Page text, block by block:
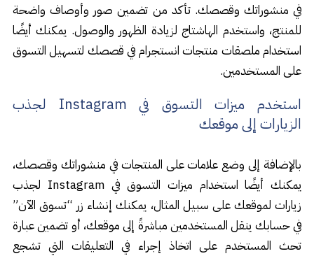
في منشوراتك وقصصك. تأكد من تضمين صور وأوصاف واضحة
للمنتج، واستخدم الهاشتاج لزيادة الظهور والوصول. يمكنك أيضًا
استخدام ملصقات منتجات انستجرام في قصصك لتسهيل التسوق
على المستخدمين.
استخدم ميزات التسوق في Instagram لجذب
الزيارات إلى موقعك
بالإضافة إلى وضع علامات على المنتجات في منشوراتك وقصصك،
يمكنك أيضًا استخدام ميزات التسوق في Instagram لجذب
زيارات لموقعك على سبيل المثال، يمكنك إنشاء زر “تسوق الآن”
في حسابك ينقل المستخدمين مباشرةً إلى موقعك، أو تضمين عبارة
تحث المستخدم على اتخاذ إجراء في التعليقات التي تشجع